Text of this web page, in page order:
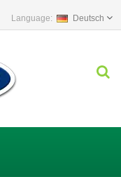
Deutsch